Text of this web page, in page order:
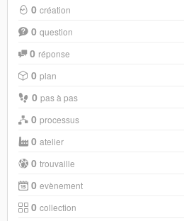
0 création
0 question
0 réponse
0 plan
0 pas à pas
0 processus
0 atelier
0 trouvaille
0 evènement
0 collection